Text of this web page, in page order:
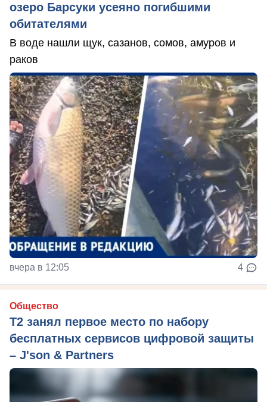
озеро Барсуки усеяно погибшими
обитателями
В воде нашли щук, сазанов, сомов, амуров и
раков
вчера в 12:05 4
Общество
Т2 занял первое место по набору
бесплатных сервисов цифровой защиты
– J'son & Partners